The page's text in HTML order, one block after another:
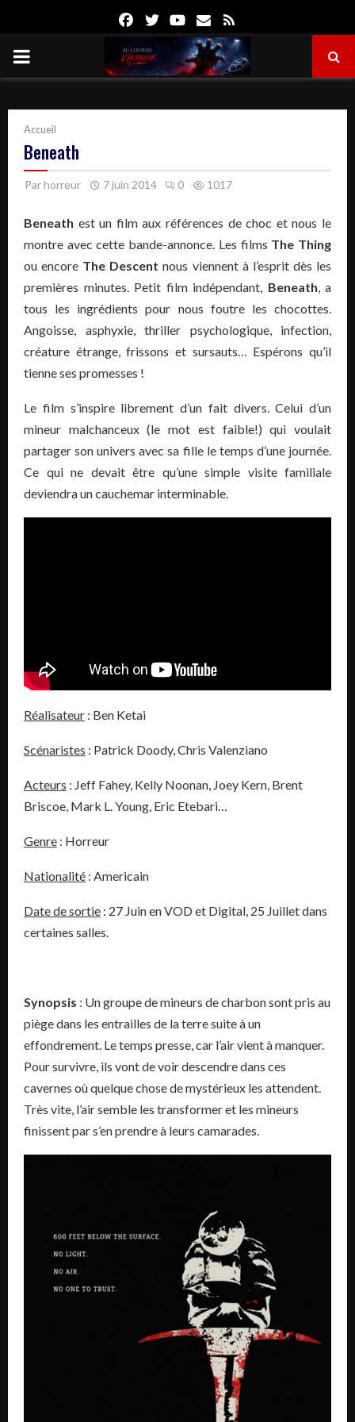
FacebookTwitterYoutube
Email
PRIMARY
Accueil
Beneath
Parhorreur 7 juin 2014 0 1017
Beneath est un film aux références de choc et nous le
montre avec cette bande-annonce. Les films The Thing
ou encore The Descentnous viennent à l’esprit dès les
premières minutes. Petit film indépendant, Beneath, a
tous les ingrédients pour nous foutre les chocottes.
Angoisse, asphyxie, thriller psychologique, infection,
créature étrange, frissons et sursauts… Espérons qu’il
tienne ses promesses !
Le film s’inspire librement d’un fait divers. Celui d’un
mineur malchanceux (le mot est faible!) qui voulait
partager son univers avec sa fille le temps d’une journée.
Ce qui ne devait être qu’une simple visite familiale
deviendra un cauchemar interminable.
Réalisateur : Ben Ketai
Scénaristes : Patrick Doody, Chris Valenziano
Acteurs : Jeff Fahey, Kelly Noonan, Joey Kern, Brent
Briscoe, Mark L. Young, Eric Etebari…
Genre : Horreur
Nationalité : Americain
Date de sortie : 27 Juin en VOD et Digital, 25 Juillet dans
certaines salles.
Synopsis : Un groupe de mineurs de charbon sont pris au
piège dans les entrailles de la terre suite à un
effondrement. Le temps presse, car l’air vient à manquer.
Pour survivre, ils vont de voir descendre dans ces
cavernes où quelque chose de mystérieux les attendent.
Très vite, l’air semble les transformer et les mineurs
finissent par s’en prendre à leurs camarades.